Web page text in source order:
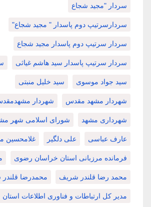
سردار "مجید شجاع
سردارسرتیپ دوم پاسدار " مجید شجاع"
سردار سرتیپ دوم پاسدار مجید شجاع
سردار سرتیپ پاسدار سید هاشم غیاثی
سید جواد موسوی سید خلیل منبتی
شهردار مشهد مقدس شهردار
شهرداری مشهد شورای اسلامی شهر
عارف عباسی علی دلگیر غلامحسین
فرمانده مرزبانی استان خراسان رضوی
محمد رضا قلندر شریف محمدرضا
مدیر کل ارتباطات و فناوری اطلاعات